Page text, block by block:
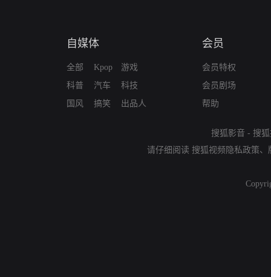
自媒体
全部
科普
国风
Kpop
汽车
搞笑
游戏
科技
出品人
会员
会员特权
会员剧场
帮助
搜狐影音 - 搜
请仔细阅读 搜狐视频隐私政策、